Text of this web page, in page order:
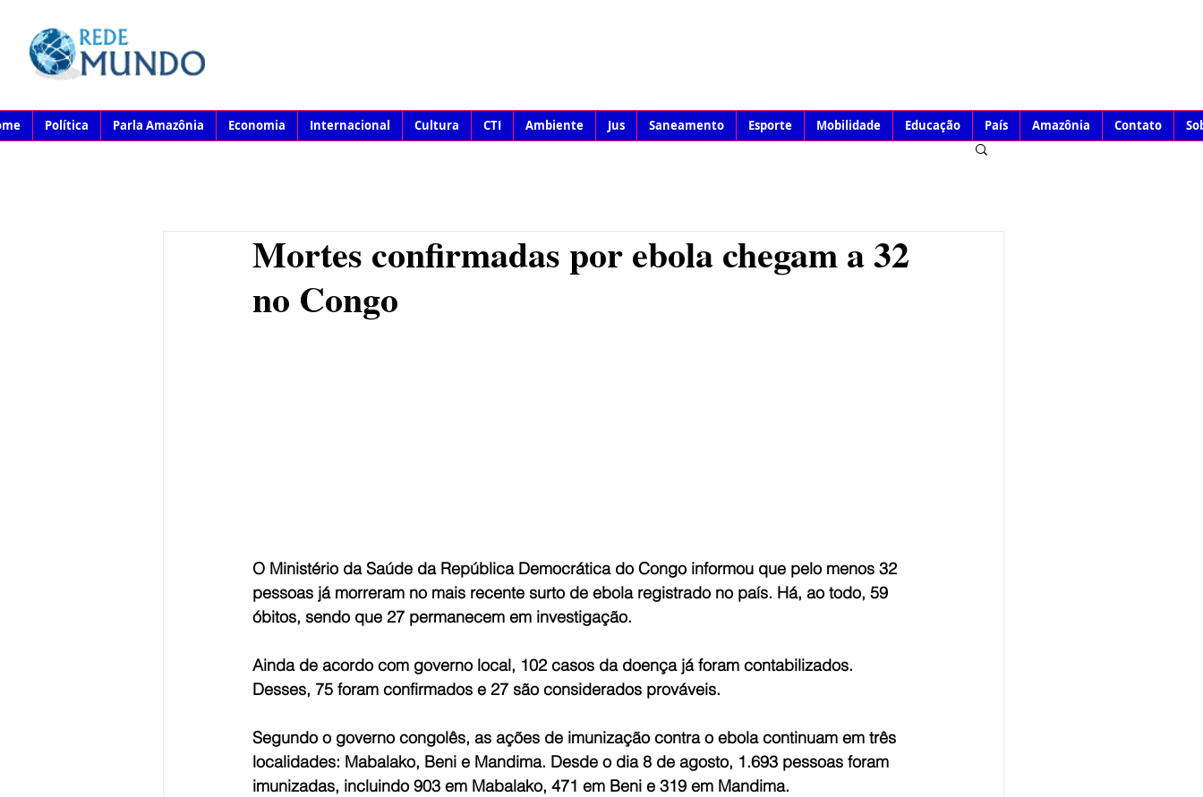
Política Parla Amazônia Economia Internacional Cultura CTI Ambiente Jus Saneamento Esporte Mobilidade Educação País Amazônia Contato
Mortes confirmadas por ebola chegam a 32
no Congo
O Ministério da Saúde da República Democrática do Congo informou que pelo menos 32
pessoas já morreram no mais recente surto de ebola registrado no país. Há, ao todo, 59
óbitos, sendo que 27 permanecem em investigação.
Ainda de acordo com governo local, 102 casos da doença já foram contabilizados.
Desses, 75 foram confirmados e 27 são considerados prováveis.
Segundo o governo congolês, as ações de imunização contra o ebola continuam em três
localidades: Mabalako, Beni e Mandima. Desde o dia 8 de agosto, 1.693 pessoas foram
imunizadas, incluindo 903 em Mabalako, 471 em Beni e 319 em Mandima.